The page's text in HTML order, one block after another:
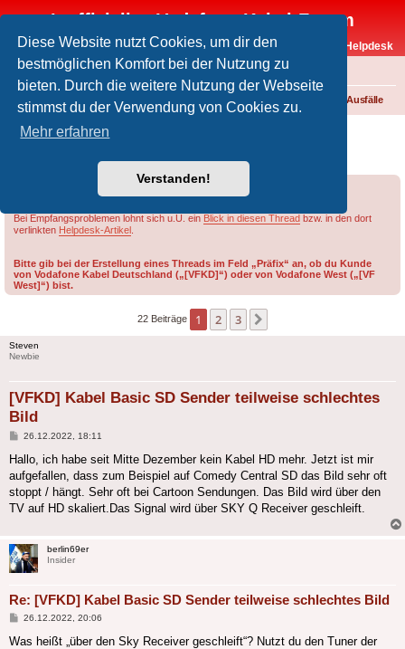
Diese Website nutzt Cookies, um dir den
bestmöglichen Komfort bei der Nutzung zu
bieten. Durch die weitere Nutzung der Webseite
stimmst du der Verwendung von Cookies zu.
Mehr erfahren
Verstanden!
Inoffizielles Vodafone-Kabel-Forum
Vodafone-Kabel-Helpdesk
FAQ
Foren-Übersicht Fernsehen und Radio über Kabel Störungen und Ausfälle
[VFKD] Kabel Basic SD Sender teilweise
Bei Empfangsproblemen lohnt sich u.U. ein Blick in diesen Thread bzw. in den dort
verlinkten Helpdesk-Artikel
Bitte gib bei der Erstellung eines Threads im Feld „Präfix“ an, ob du Kunde
von Vodafone Kabel Deutschland („[VFKD]“) oder von Vodafone West („[VF
West]“) bist.
22 Beiträge 1 2 3
Steven
Newbie
[VFKD] Kabel Basic SD Sender teilweise schlechtes
Bild
Beitrag
26.12.2022, 18:11
Hallo, ich habe seit Mitte Dezember kein Kabel HD mehr. Jetzt ist mir
aufgefallen, dass zum Beispiel auf Comedy Central SD das Bild sehr oft
stoppt / hängt. Sehr oft bei Cartoon Sendungen. Das Bild wird über den
TV auf HD skaliert.Das Signal wird über SKY Q Receiver geschleift.
berlin69er
Insider
Re: [VFKD] Kabel Basic SD Sender teilweise schlechtes Bild
Beitrag
26.12.2022, 20:06
Was heißt „über den Sky Receiver geschleift“? Nutzt du den Tuner der